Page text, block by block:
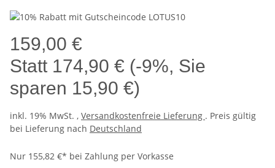
159,00 €
Statt 174,90 € (-9%, Sie
sparen 15,90 €)
inkl. 19% MwSt. , Versandkostenfreie Lieferung . Preis gültig
bei Lieferung nach Deutschland
Nur 155,82 €* bei Zahlung per Vorkasse